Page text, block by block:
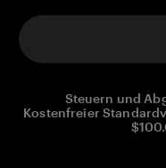
Steuern und
Kostenfreier